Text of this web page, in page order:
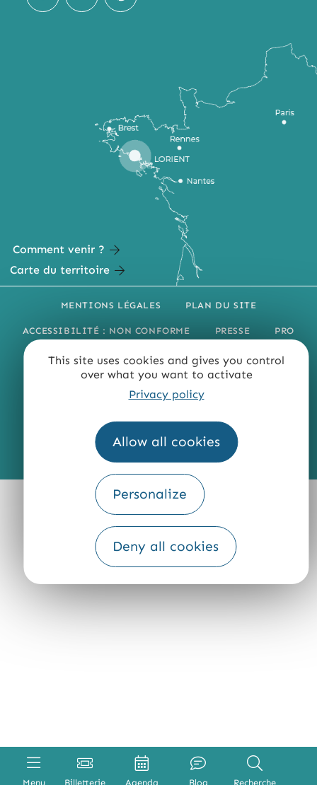
This site uses cookies and gives you control
over what you want to activate
Privacy policy
Allow all cookies
Personalize
Deny all cookies
Menu Billetterie Agenda Blog Recherche
Comment venir ?
Carte du territoire
MENTIONS LÉGALES PLAN DU SITE
ACCESSIBILITÉ : NON CONFORME PRESSE PRO
QUI SOMMES-NOUS ?
Fourni par
Traduction